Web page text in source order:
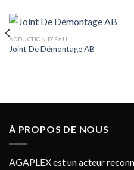
ADDUCTION D'EAU
Joint De Démontage AB
À PROPOS DE NOUS
AGAPLEX est un acteur